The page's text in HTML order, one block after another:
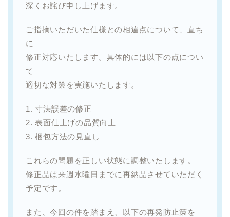
深くお詫び申し上げます。
ご指摘いただいた仕様との相違点について、直ち
に
修正対応いたします。具体的には以下の点につい
て
適切な対策を実施いたします。
1. 寸法誤差の修正
2. 表面仕上げの品質向上
3. 梱包方法の見直し
これらの問題を正しい状態に調整いたします。
修正品は来週水曜日までに再納品させていただく
予定です。
また、今回の件を踏まえ、以下の再発防止策を